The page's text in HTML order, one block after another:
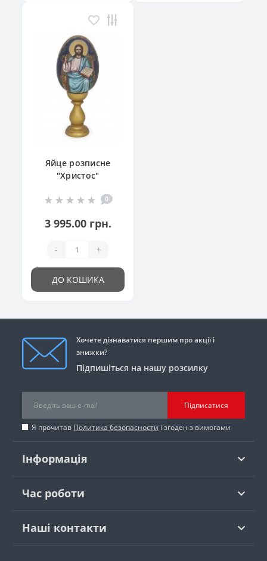
Яйце розписне
"Христос"
0
3 995.00 грн.
- +
ДО КОШИКА
Хочете дізнаватися першим про акції і
знижки?
Підпишіться на нашу розсилку
Підписатися
Я прочитав Политика безопасности і згоден з вимогами
Інформація
Час роботи
Наші контакти